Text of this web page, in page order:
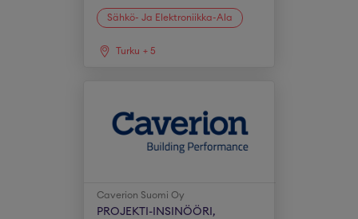
Sähkö- Ja Elektroniikka-Ala
Turku + 5
Caverion Suomi Oy
PROJEKTI-INSINÖÖRI,